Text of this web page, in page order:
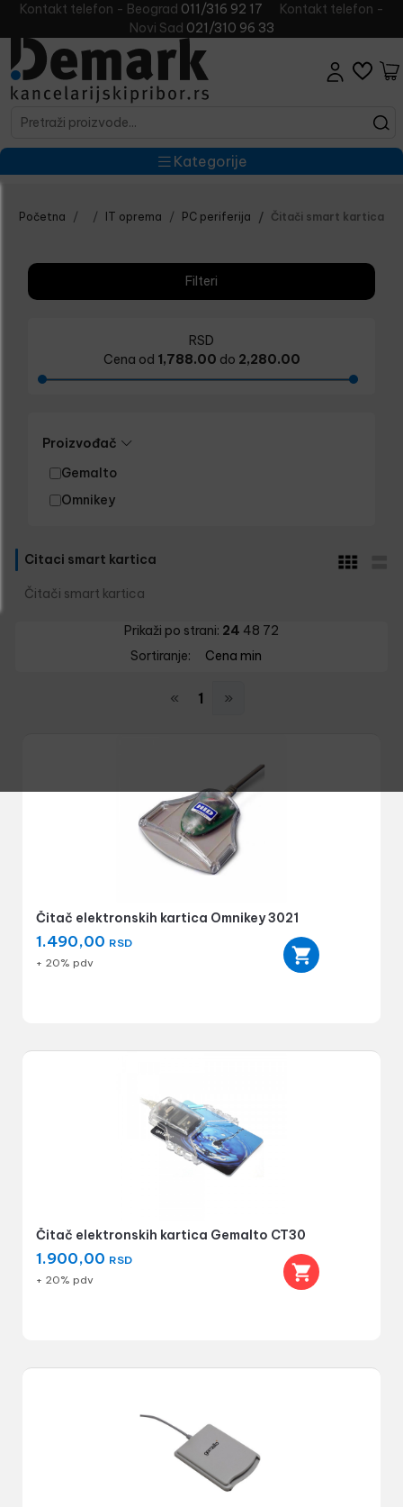
Kontakt telefon - Beograd 011/316 92 17
Kontakt telefon -
Novi Sad 021/310 96 33
Kategorije
Početna IT oprema PC periferija Čitači smart kartica
Filteri
RSD
Cena od 1,788.00 do 2,280.00
Proizvođač
Gemalto
Omnikey
Citaci smart kartica
Čitači smart kartica
Prikaži po strani: 24 48 72
Sortiranje:
Cena min
« 1 »
Čitač elektronskih kartica Omnikey 3021
1.490,00 RSD
+ 20% pdv
Čitač elektronskih kartica Gemalto CT30
1.900,00 RSD
+ 20% pdv